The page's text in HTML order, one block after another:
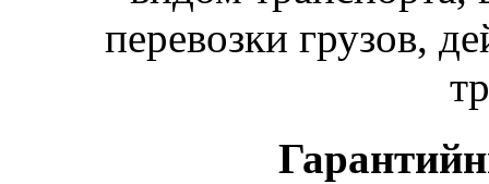
перевозки грузов,